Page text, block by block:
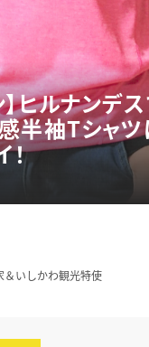
ヒルナンデ
半袖Tシャ
！
＆いしかわ観光特使